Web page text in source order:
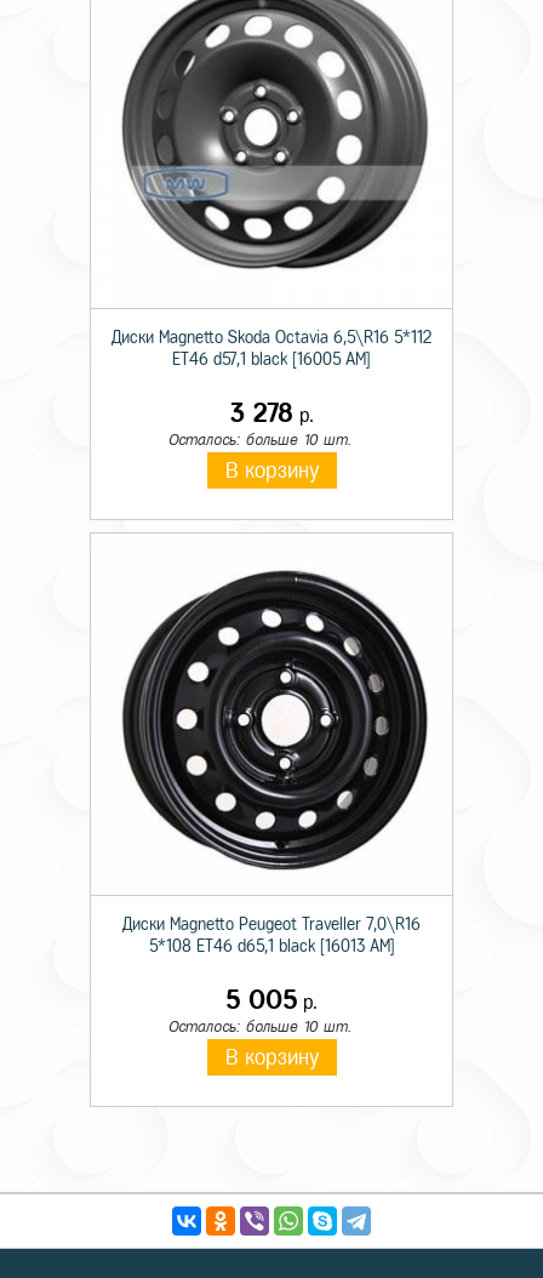
Диски Magnetto Skoda Octavia 6,5\R16 5*112
ET46 d57,1 black [16005 AM]
3 278 р.
Осталось: больше 10 шт.
В корзину
Диски Magnetto Peugeot Traveller 7,0\R16
5*108 ET46 d65,1 black [16013 AM]
5 005 р.
Осталось: больше 10 шт.
В корзину